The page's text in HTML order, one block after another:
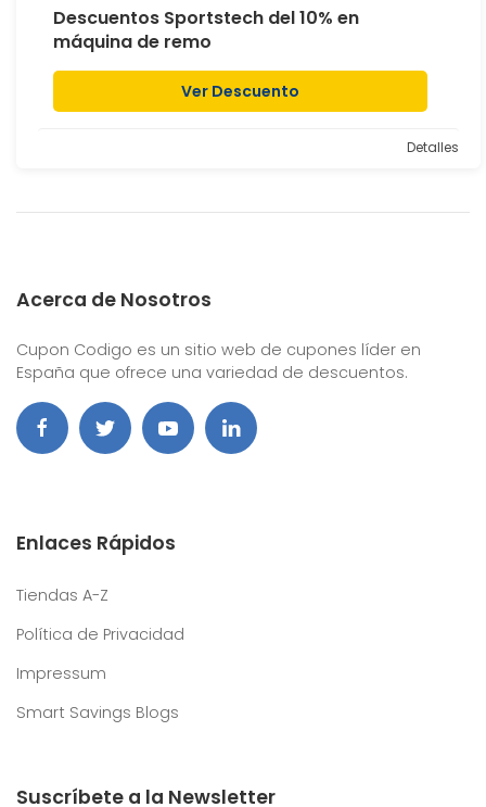
Descuentos Sportstech del 10% en
máquina de remo
Ver Descuento
Detalles
Acerca de Nosotros
Cupon Codigo es un sitio web de cupones líder en
España que ofrece una variedad de descuentos.
Enlaces Rápidos
Tiendas A-Z
Política de Privacidad
Impressum
Smart Savings Blogs
Suscríbete a la Newsletter